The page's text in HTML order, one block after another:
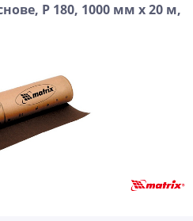
P 180, 1000 мм х 20 м,